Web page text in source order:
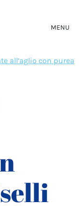
MENU
all’aglio con purea